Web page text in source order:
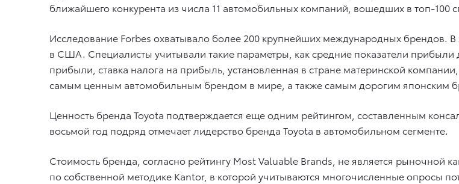
ближайшего конкурента из числа 11 автомобильных компаний, вошедших в топ-100
Исследование Forbes охватывало более 200 крупнейших международных брендов.
в США. Специалисты учитывали такие параметры, как средние показатели прибыли
прибыли, ставка налога на прибыль, установленная в стране материнской
самым ценным автомобильным брендом в мире, а также самым дорогим японским
Ценность бренда Toyota подтверждается еще одним рейтингом, составленным
восьмой год подряд отмечает лидерство бренда Toyota в автомобильном сегменте.
Стоимость бренда, согласно рейтингу Most Valuable Brands, не является рыночной
по собственной методике Kantor, в которой учитываются многочисленные опросы